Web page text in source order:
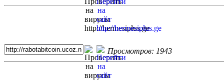
Просмотров: 1943